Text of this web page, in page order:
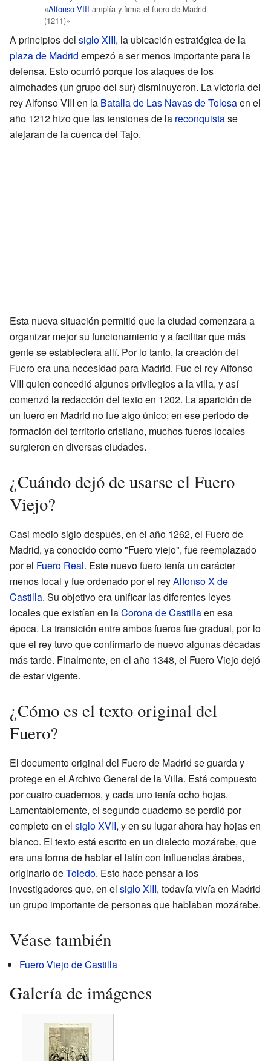
«Alfonso VIII amplía y firma el fuero de Madrid
(1211)»
A principios del siglo XIII, la ubicación estratégica de la
plaza de Madrid empezó a ser menos importante para la
defensa. Esto ocurrió porque los ataques de los
almohades (un grupo del sur) disminuyeron. La victoria del
rey Alfonso VIII en la Batalla de Las Navas de Tolosaen el
año 1212 hizo que las tensiones de la reconquistase
alejaran de la cuenca del Tajo.
Esta nueva situación permitió que la ciudad comenzara a
organizar mejor su funcionamiento y a facilitar que más
gente se estableciera allí. Por lo tanto, la creación del
Fuero era una necesidad para Madrid. Fue el rey Alfonso
VIII quien concedió algunos privilegios a la villa, y así
comenzó la redacción del texto en 1202. La aparición de
un fuero en Madrid no fue algo único; en ese periodo de
formación del territorio cristiano, muchos fueros locales
surgieron en diversas ciudades.
¿Cuándo dejó de usarse el Fuero
Viejo?
Casi medio siglo después, en el año 1262, el Fuero de
Madrid, ya conocido como "Fuero viejo", fue reemplazado
por el Fuero Real. Este nuevo fuero tenía un carácter
menos local y fue ordenado por el reyAlfonso X de
Castilla. Su objetivo era unificar las diferentes leyes
locales que existían en laCorona de Castillaen esa
época. La transición entre ambos fueros fue gradual, por lo
que el rey tuvo que confirmarlo de nuevo algunas décadas
más tarde. Finalmente, en el año 1348, el Fuero Viejo dejó
de estar vigente.
¿Cómo es el texto original del
Fuero?
El documento original del Fuero de Madrid se guarda y
protege en el Archivo General de la Villa. Está compuesto
por cuatro cuadernos, y cada uno tenía ocho hojas.
Lamentablemente, el segundo cuaderno se perdió por
completo en el siglo XVII, y en su lugar ahora hay hojas en
blanco. El texto está escrito en un dialecto mozárabe, que
era una forma de hablar el latín con influencias árabes,
originario deToledo. Esto hace pensar a los
investigadores que, en el siglo XIII, todavía vivía en Madrid
un grupo importante de personas que hablaban mozárabe.
Véase también
Fuero Viejo de Castilla
Galería de imágenes